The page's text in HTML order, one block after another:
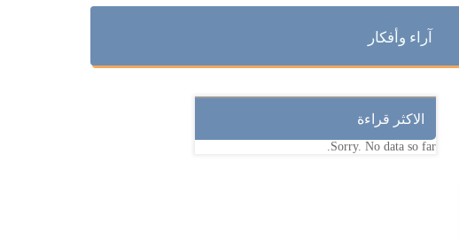
آراء وأفكار
الاكثر قراءة
Sorry. No data so far.